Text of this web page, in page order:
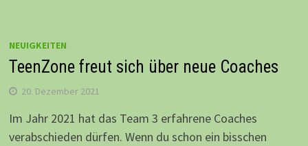
NEUIGKEITEN
TeenZone freut sich über neue Coaches
20. Dezember 2021
Im Jahr 2021 hat das Team 3 erfahrene Coaches
verabschieden dürfen. Wenn du schon ein bisschen